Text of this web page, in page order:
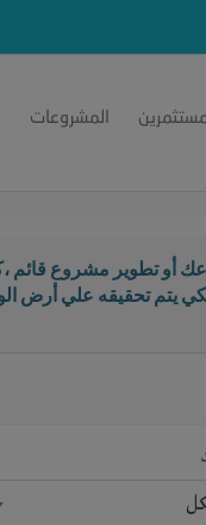
المشروعات
أو تطوير مشروع قائم
يتم تحقيقه علي أرض